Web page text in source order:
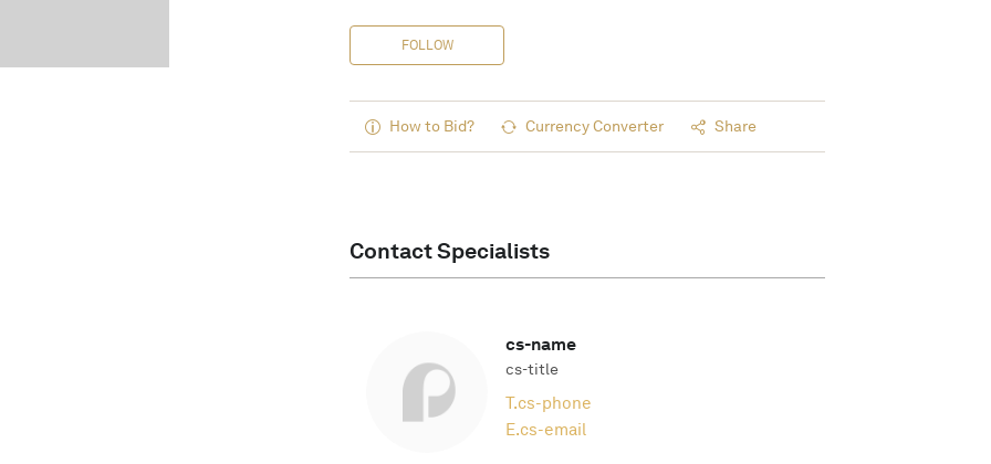
FOLLOW
How to Bid? Currency Converter Share
Contact Specialists
cs-name
cs-title
T.cs-phone
E.cs-email